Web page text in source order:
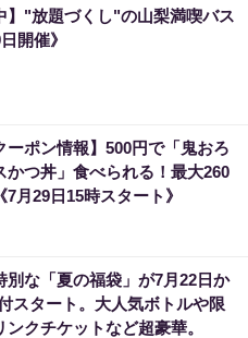
】"放題づくし"の山梨満喫バス
開催》
ーポン情報】500円で「鬼おろ
かつ丼」食べられる！最大260
7月29日15時スタート》
別な「夏の福袋」が7月22日か
スタート。大人気ボトルや限
クチケットなど超豪華。